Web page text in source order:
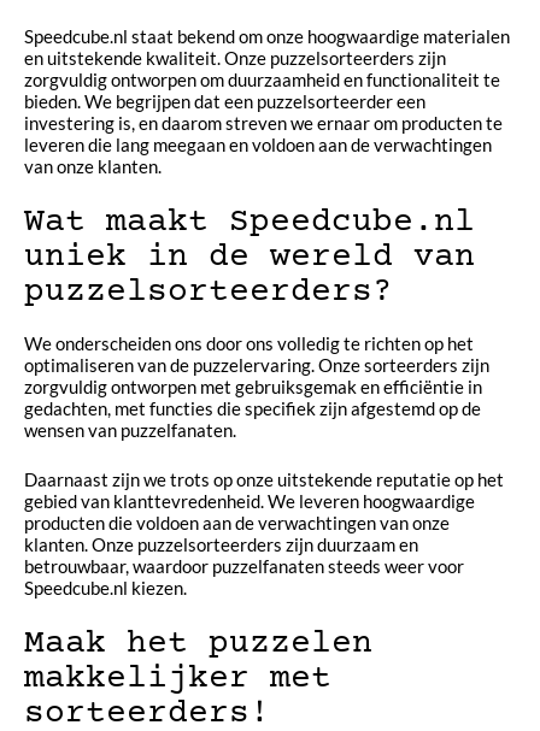
Speedcube.nl staat bekend om onze hoogwaardige materialen
en uitstekende kwaliteit. Onze puzzelsorteerders zijn
zorgvuldig ontworpen om duurzaamheid en functionaliteit te
bieden. We begrijpen dat een puzzelsorteerder een
investering is, en daarom streven we ernaar om producten te
leveren die lang meegaan en voldoen aan de verwachtingen
van onze klanten.
Wat maakt Speedcube.nl
uniek in de wereld van
puzzelsorteerders?
We onderscheiden ons door ons volledig te richten op het
optimaliseren van de puzzelervaring. Onze sorteerders zijn
zorgvuldig ontworpen met gebruiksgemak en efficiëntie in
gedachten, met functies die specifiek zijn afgestemd op de
wensen van puzzelfanaten.
Daarnaast zijn we trots op onze uitstekende reputatie op het
gebied van klanttevredenheid. We leveren hoogwaardige
producten die voldoen aan de verwachtingen van onze
klanten. Onze puzzelsorteerders zijn duurzaam en
betrouwbaar, waardoor puzzelfanaten steeds weer voor
Speedcube.nl kiezen.
Maak het puzzelen
makkelijker met
sorteerders!